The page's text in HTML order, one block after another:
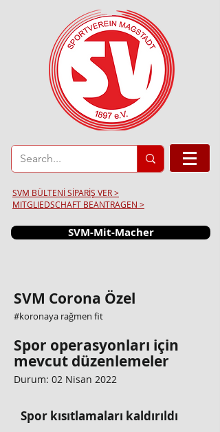
SVM BÜLTENİ SİPARİŞ VER >
MITGLIEDSCHAFT BEANTRAGEN >
SVM-Mit-Macher
SVM Corona Özel
#koronaya rağmen fit
Spor operasyonları için
mevcut düzenlemeler
Durum: 02 Nisan 2022
Spor kısıtlamaları kaldırıldı